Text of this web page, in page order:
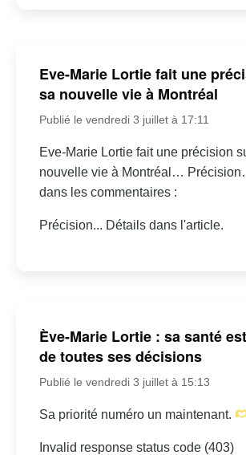
Eve-Marie Lortie fait une
sa nouvelle vie à Montréal
Publié le vendredi 3 juillet à 17:11
Eve-Marie Lortie fait une précision
nouvelle vie à Montréal…
dans les commentaires :
Précision... Détails dans l'article.
Ève-Marie Lortie : sa santé
de toutes ses décisions
Publié le vendredi 3 juillet à 15:13
Sa priorité numéro un maintenant.
Invalid response status code (403)